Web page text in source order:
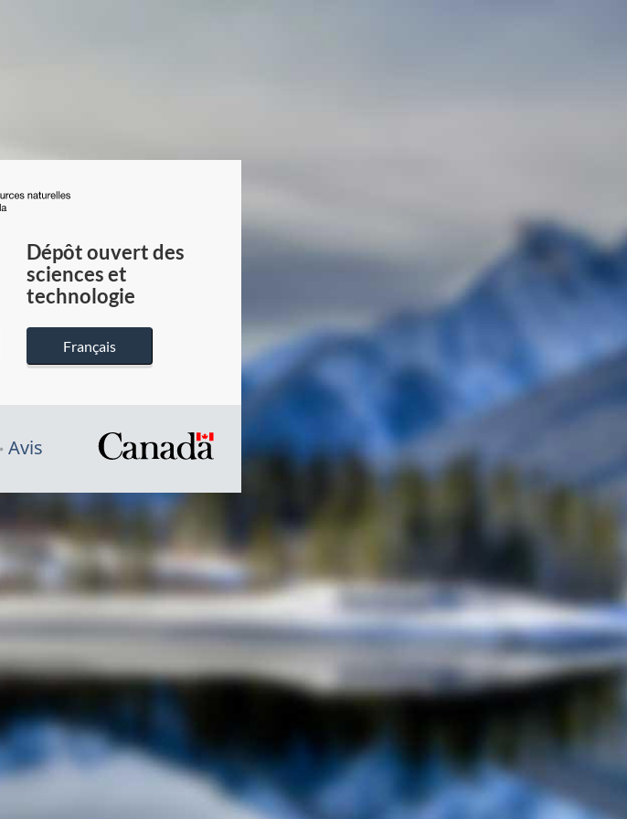
du
Canada
Dépôt ouvert des
sciences et
technologie
Français
Avis
/
gouvernement
du
Canada